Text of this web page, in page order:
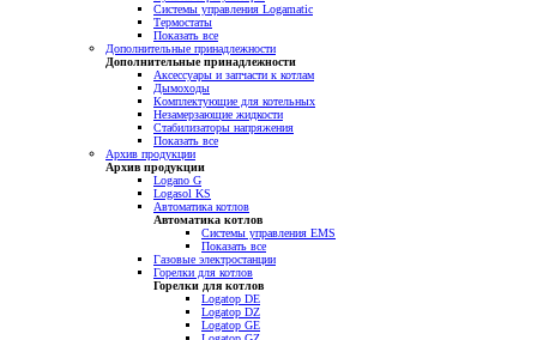
Системы управления Logamatic
Термостаты
Показать все
Дополнительные принадлежности
Дополнительные принадлежности
Аксессуары и запчасти к котлам
Дымоходы
Комплектующие для котельных
Незамерзающие жидкости
Стабилизаторы напряжения
Показать все
Архив продукции
Архив продукции
Logano G
Logasol KS
Автоматика котлов
Автоматика котлов
Системы управления EMS
Показать все
Газовые электростанции
Горелки для котлов
Горелки для котлов
Logatop DE
Logatop DZ
Logatop GE